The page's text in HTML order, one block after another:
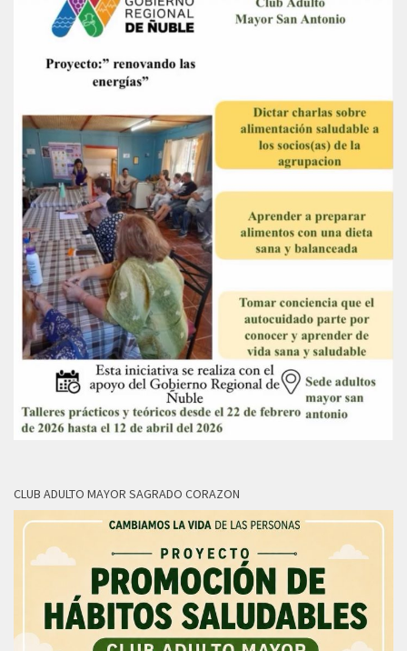
CLUB ADULTO MAYOR SAGRADO CORAZON